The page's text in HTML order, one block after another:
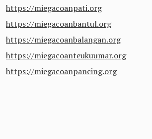
https://miegacoanpati.org
https://miegacoanbantul.org
https://miegacoanbalangan.org
https://miegacoanteukuumar.org
https://miegacoanpancing.org